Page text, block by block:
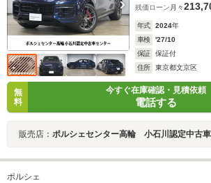
残価ローン 月々
年式 2024年
車検
'27/10
保証
保証付
住所
東京都文京区
無
料
今すぐ在庫確認・見積依頼
電話する
販売店： ポルシェセンター高輪 小石川認定中古
ポルシェ